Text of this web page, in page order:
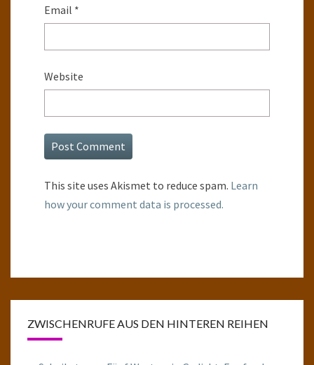
Email *
Website
This site uses Akismet to reduce spam. Learn
how your comment data is processed.
ZWISCHENRUFE AUS DEN HINTEREN REIHEN